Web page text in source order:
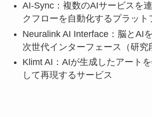
AI-Sync：複数のAIサービスを
クフローを自動化するプラット
Neuralink AI Interface：脳とAI
次世代インターフェース（研究
Klimt AI：AIが生成したアート
して再現するサービス